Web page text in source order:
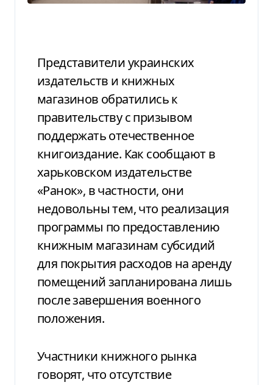
Представители украинских
издательств и книжных
магазинов обратились к
правительству с призывом
поддержать отечественное
книгоиздание. Как сообщают в
харьковском издательстве
«Ранок», в частности, они
недовольны тем, что реализация
программы по предоставлению
книжным магазинам субсидий
для покрытия расходов на аренду
помещений запланирована лишь
после завершения военного
положения.
Участники книжного рынка
говорят, что отсутствие